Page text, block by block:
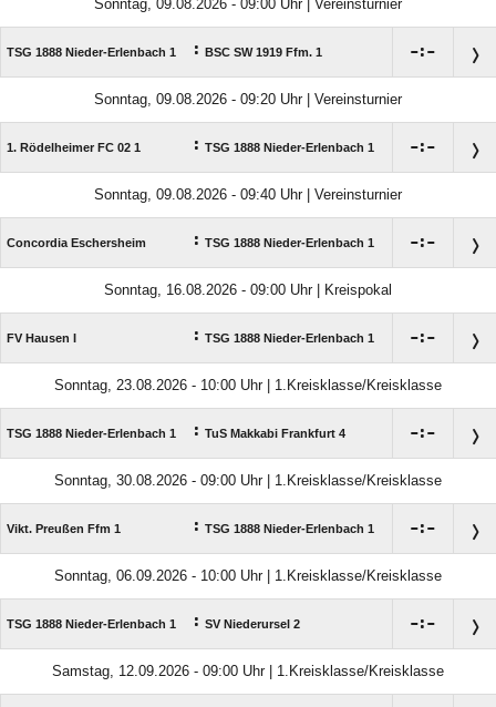
Sonntag, 09.08.2026 - 09:00 Uhr | Vereinsturnier
TSG 1888 Nieder-Erlenbach 1 : BSC SW 1919 Ffm. 1 :
Sonntag, 09.08.2026 - 09:20 Uhr | Vereinsturnier
1. Rödelheimer FC 02 1 : TSG 1888 Nieder-Erlenbach 1 :
Sonntag, 09.08.2026 - 09:40 Uhr | Vereinsturnier
Concordia Eschersheim : TSG 1888 Nieder-Erlenbach 1 :
Sonntag, 16.08.2026 - 09:00 Uhr | Kreispokal
FV Hausen I : TSG 1888 Nieder-Erlenbach 1 :
Sonntag, 23.08.2026 - 10:00 Uhr | 1.Kreisklasse/Kreisklasse
TSG 1888 Nieder-Erlenbach 1 : TuS Makkabi Frankfurt 4 :
Sonntag, 30.08.2026 - 09:00 Uhr | 1.Kreisklasse/Kreisklasse
Vikt. Preußen Ffm 1 : TSG 1888 Nieder-Erlenbach 1 :
Sonntag, 06.09.2026 - 10:00 Uhr | 1.Kreisklasse/Kreisklasse
TSG 1888 Nieder-Erlenbach 1 : SV Niederursel 2 :
Samstag, 12.09.2026 - 09:00 Uhr | 1.Kreisklasse/Kreisklasse